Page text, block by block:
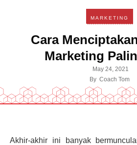
MARKETING
Cara
Marketing
May 24, 2021
By Coach Tom
Akhir-akhir ini banyak